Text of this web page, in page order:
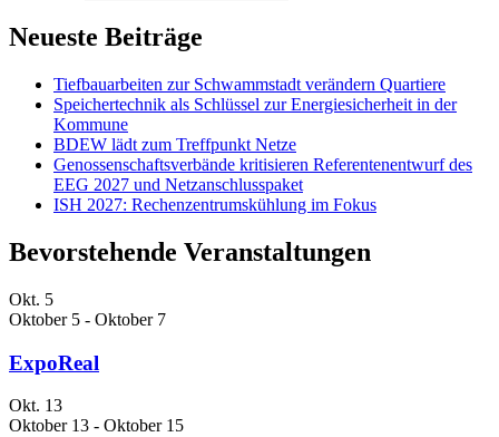
Neueste Beiträge
Tiefbauarbeiten zur Schwammstadt verändern Quartiere
Speichertechnik als Schlüssel zur Energiesicherheit in der
Kommune
BDEW lädt zum Treffpunkt Netze
Genossenschaftsverbände kritisieren Referentenentwurf des
EEG 2027 und Netzanschlusspaket
ISH 2027: Rechenzentrumskühlung im Fokus
Bevorstehende Veranstaltungen
Okt. 5
Oktober 5 - Oktober 7
ExpoReal
Okt. 13
Oktober 13 - Oktober 15